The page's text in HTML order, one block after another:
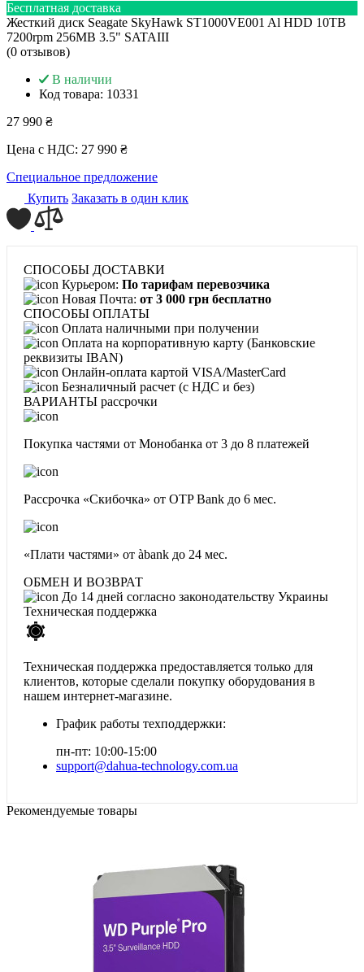
Бесплатная доставка
Жесткий диск Seagate SkyHawk ST1000VE001 Al HDD 10TB
7200rpm 256MB 3.5" SATAIII
(0 отзывов)
В наличии
Код товара: 10331
27 990 ₴
Цена с НДС: 27 990 ₴
Специальное предложение
Купить Заказать в один клик
СПОСОБЫ ДОСТАВКИ
Курьером: По тарифам перевозчика
Новая Почта: от 3 000 грн бесплатно
СПОСОБЫ ОПЛАТЫ
Оплата наличными при получении
Оплата на корпоративную карту (Банковские
реквизиты IBAN)
Онлайн-оплата картой VISA/MasterCard
Безналичный расчет (с НДС и без)
ВАРИАНТЫ рассрочки
Покупка частями от Монобанка от 3 до 8 платежей
Рассрочка «Скибочка» от OTP Bank до 6 мес.
«Плати частями» от àbank до 24 мес.
ОБМЕН И ВОЗВРАТ
До 14 дней согласно законодательству Украины
Техническая поддержка
Техническая поддержка предоставляется только для
клиентов, которые сделали покупку оборудования в
нашем интернет-магазине.
График работы техподдержки:
пн-пт: 10:00-15:00
support@dahua-technology.com.ua
Рекомендуемые товары